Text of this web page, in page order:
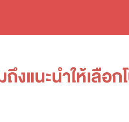
งแนะนำให้เลือ